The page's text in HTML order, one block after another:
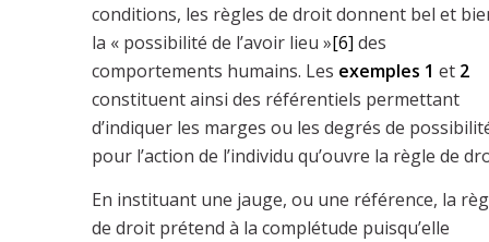
conditions, les règles de droit donnent bel et
la « possibilité de l’avoir lieu »[6] des
comportements humains. Les exemples 1 et 2
constituent ainsi des référentiels permettant
d’indiquer les marges ou les degrés de
pour l’action de l’individu qu’ouvre la règle de
En instituant une jauge, ou une référence, la
de droit prétend à la complétude puisqu’elle